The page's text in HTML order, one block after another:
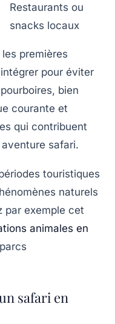
Restaurants ou
snacks locaux
premières
pour éviter
bien
courante et
qui contribuent
aventure safari.
touristiques
naturels
par exemple cet
animales en
safari en